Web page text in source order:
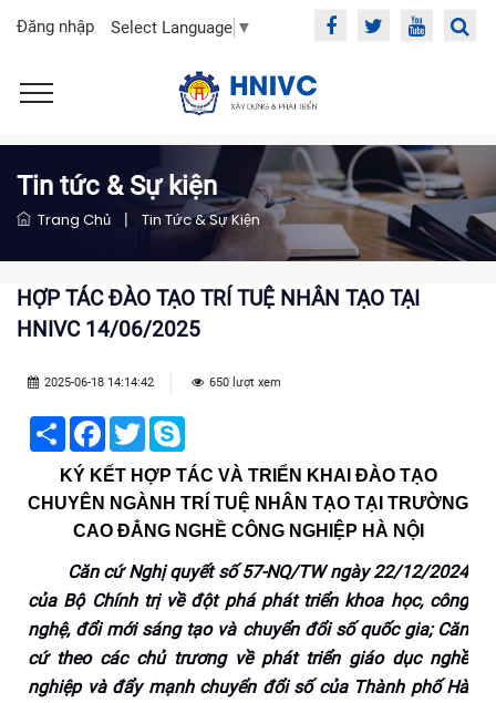
Đăng nhập Select Language ▼
Tin tức & Sự kiện
Trang Chủ | Tin Tức & Sự Kiện
HỢP TÁC ĐÀO TẠO TRÍ TUỆ NHÂN TẠO TẠI
HNIVC 14/06/2025
2025-06-18 14:14:42 650 lượt xem
Share Facebook
Twitter
KÝ KẾT HỢP TÁC VÀ TRIỂN KHAI ĐÀO TẠO
CHUYÊN NGÀNH TRÍ TUỆ NHÂN TẠO TẠI TRƯỜNG
CAO ĐẲNG NGHỀ CÔNG NGHIỆP HÀ NỘI
Căn cứ Nghị quyết số 57-NQ/TW ngày 22/12/2024
của Bộ Chính trị về đột phá phát triển khoa học, công
nghệ, đổi mới sáng tạo và chuyển đổi số quốc gia; Căn
cứ theo các chủ trương về phát triển giáo dục nghề
nghiệp và đẩy mạnh chuyển đổi số của Thành phố Hà